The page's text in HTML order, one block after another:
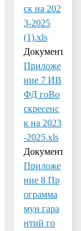
ск на 202
3-2025
(1).xls
Документ:
Приложе
ние 7 ИВ
ФД гоВо
скресенс
к на 2023
-2025.xls
Документ:
Приложе
ние 8 Пр
ограмма
мун гара
нтий го